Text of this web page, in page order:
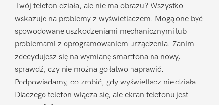
Twój telefon działa, ale nie ma obrazu? Wszystko
wskazuje na problemy z wyświetlaczem. Mogą one być
spowodowane uszkodzeniami mechanicznymi lub
problemami z oprogramowaniem urządzenia. Zanim
zdecydujesz się na wymianę smartfona na nowy,
sprawdź, czy nie można go łatwo naprawić.
Podpowiadamy, co zrobić, gdy wyświetlacz nie działa.
Dlaczego telefon włącza się, ale ekran telefonu jest